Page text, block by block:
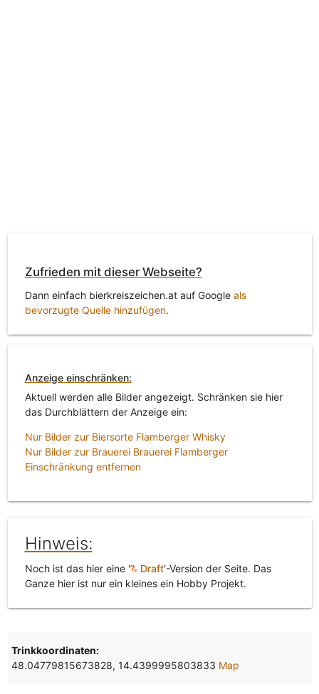
Zufrieden mit dieser Webseite?
Dann einfach bierkreiszeichen.at auf Google als
bevorzugte Quelle hinzufügen.
Anzeige einschränken:
Aktuell werden alle Bilder angezeigt. Schränken sie hier
das Durchblättern der Anzeige ein:
Nur Bilder zur Biersorte Flamberger Whisky
Nur Bilder zur Brauerei Brauerei Flamberger
Einschränkung entfernen
Hinweis:
Noch ist das hier eine ' Draft'-Version der Seite. Das
Ganze hier ist nur ein kleines ein Hobby Projekt.
Trinkkoordinaten:
48.04779815673828, 14.4399995803833 Map